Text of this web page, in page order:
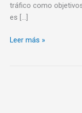
tráfico como
es […]
Leer más »